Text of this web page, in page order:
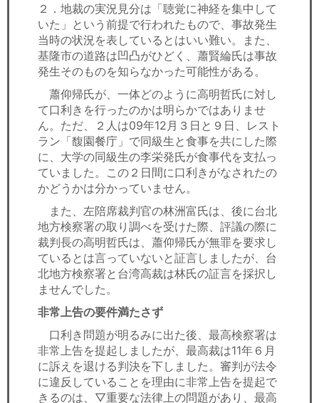
２．地裁の実況見分は「聴覚に神経を集中して
いた」という前提で行われたもので、事故発生
当時の状況を表しているとはいい難い。また、
基隆市の道路は凹凸がひどく、蕭賢綸氏は事故
発生そのものを知らなかった可能性がある。
蕭仰帰氏が、一体どのように高明哲氏に対し
て口利きを行ったのかは明らかではありませ
ん。ただ、２人は09年12月３日と９日、レスト
ラン「馥園餐庁」で同級生と食事を共にした際
に、大学の同級生の李栄発氏が食事代を支払っ
ていました。この２日間に口利きがなされたの
かどうかは分かっていません。
また、左陪席裁判官の林洲富氏は、後に台北
地方検察署の取り調べを受けた際、評議の際に
裁判長の高明哲氏は、蕭仰帰氏が無罪を要求し
ているとは言っていないと証言しましたが、台
北地方検察署と台湾高裁は林氏の証言を採択し
ませんでした。
非常上告の要件満たさず
口利き問題が明るみに出た後、最高検察署は
非常上告を提起しましたが、最高裁は11年６月
に訴えを退ける判決を下しました。審判が法令
に違反していることを理由に非常上告を提起で
きるのは、▽重要な法律上の問題があり、最高